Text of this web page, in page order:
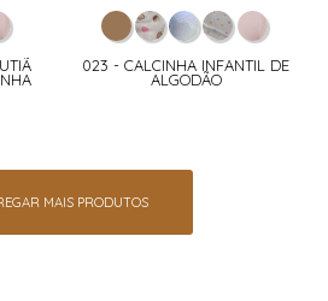
023 - CALCINHA INFANTIL DE
ALGODÃO
MAIS PRODUTOS